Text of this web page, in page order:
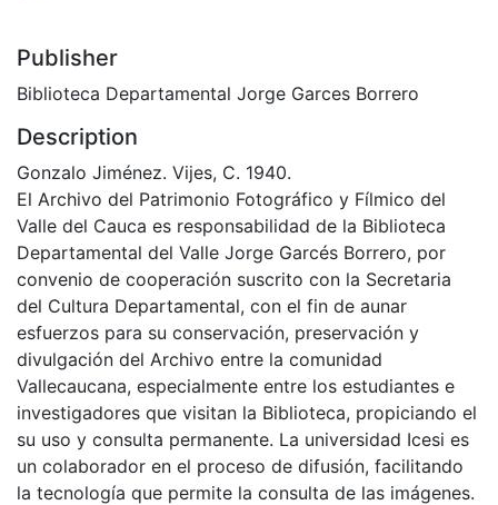
Publisher
Biblioteca Departamental Jorge Garces Borrero
Description
Gonzalo Jiménez. Vijes, C. 1940.
El Archivo del Patrimonio Fotográfico y Fílmico del
Valle del Cauca es responsabilidad de la Biblioteca
Departamental del Valle Jorge Garcés Borrero, por
convenio de cooperación suscrito con la Secretaria
del Cultura Departamental, con el fin de aunar
esfuerzos para su conservación, preservación y
divulgación del Archivo entre la comunidad
Vallecaucana, especialmente entre los estudiantes e
investigadores que visitan la Biblioteca, propiciando el
su uso y consulta permanente. La universidad Icesi es
un colaborador en el proceso de difusión, facilitando
la tecnología que permite la consulta de las imágenes.